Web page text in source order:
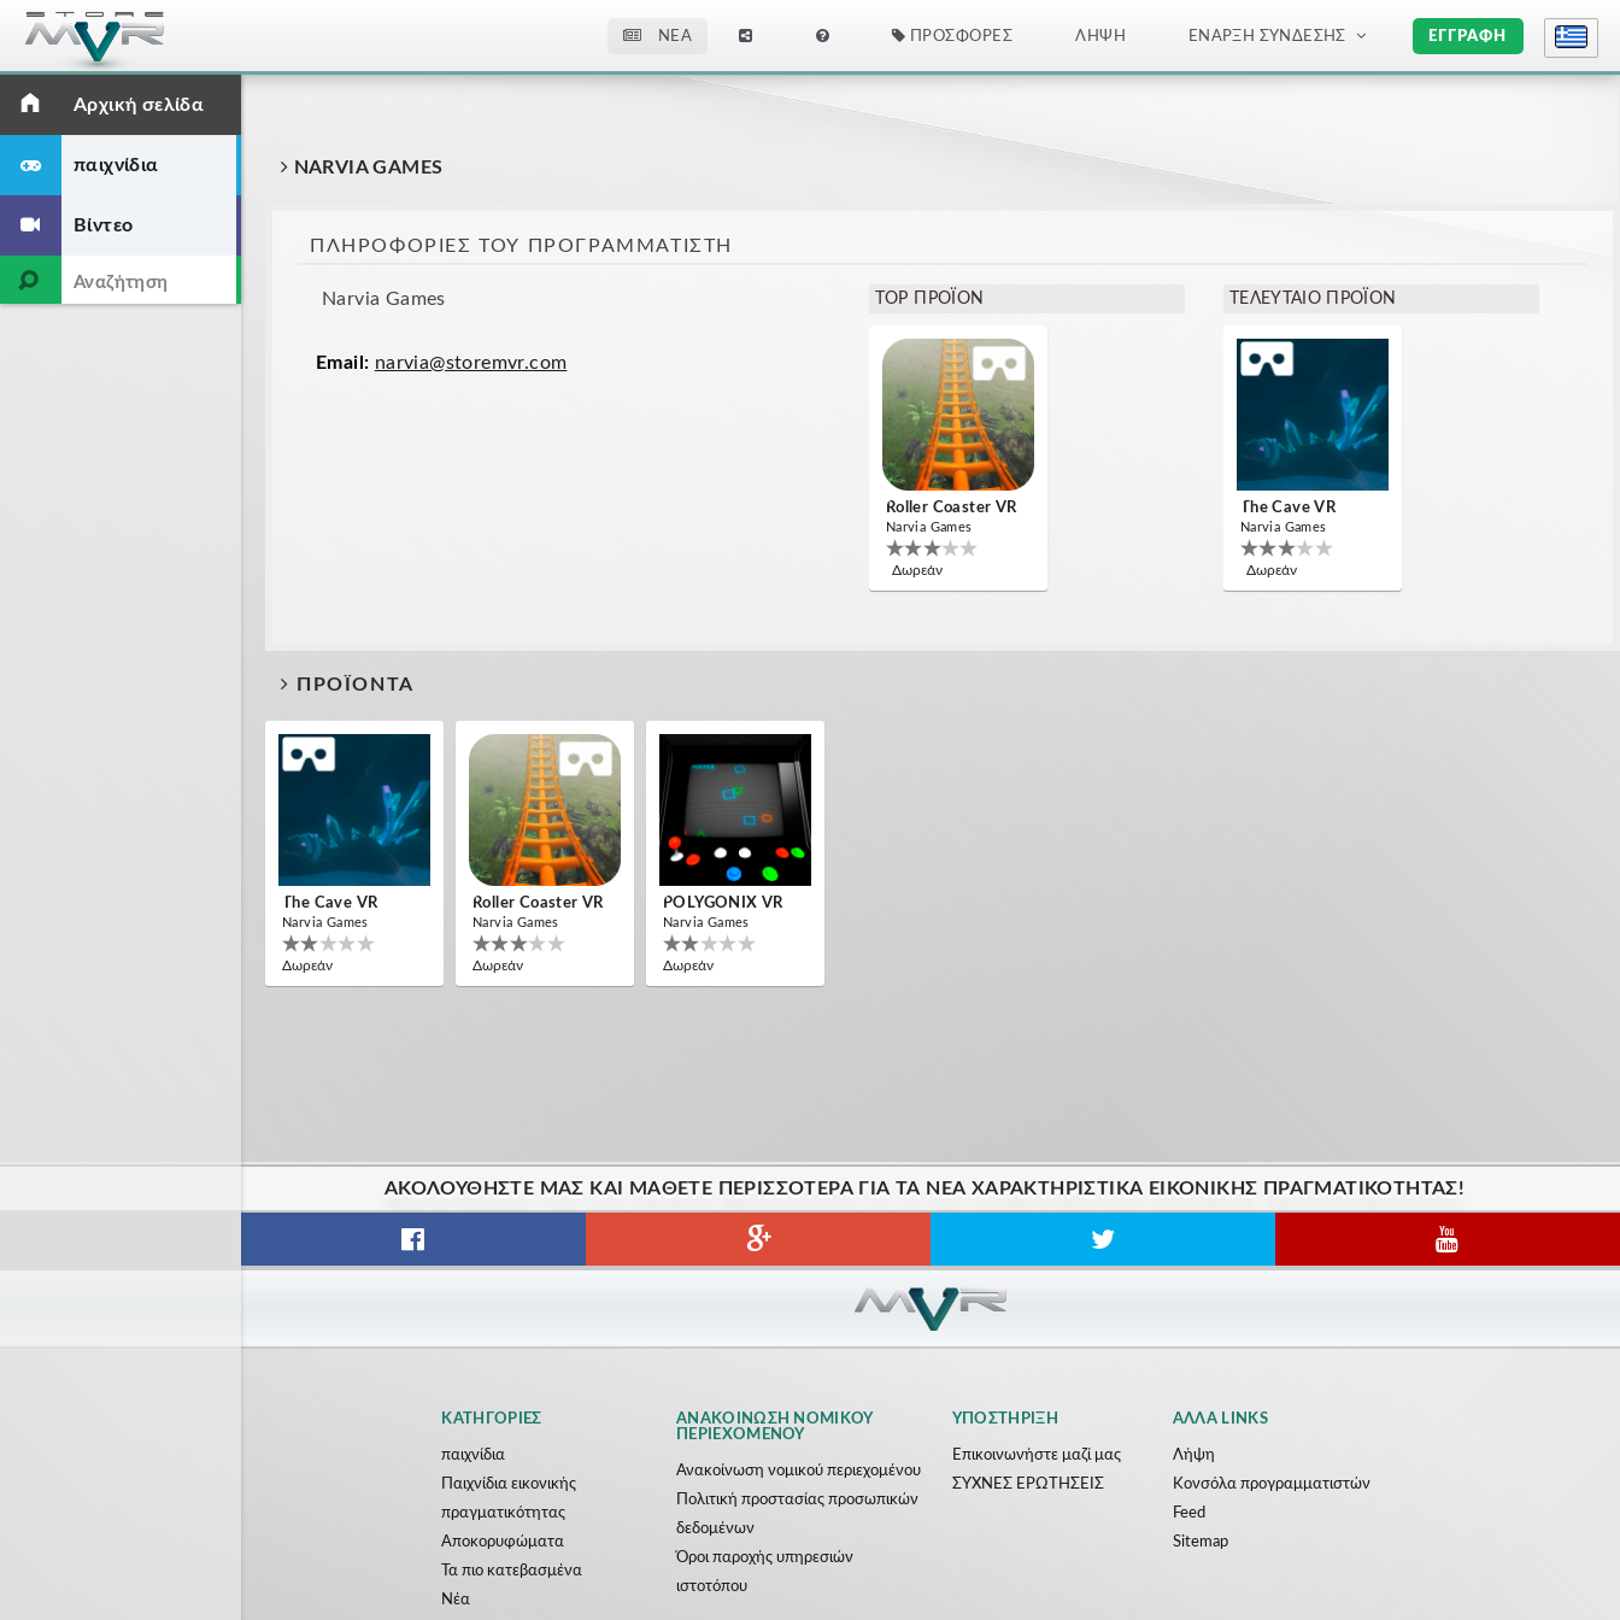
NEA ΠΡΟΣΦΟΡΈΣ ΛΉΨΗ ΈΝΑΡΞΗ ΣΎΝΔΕΣΗΣ ΕΓΓΡΑΦΉ
Αρχική σελίδα
παιχνίδια
Βίντεο
NARVIA GAMES
ΠΛΗΡΟΦΟΡΊΕΣ ΤΟΥ ΠΡΟΓΡΑΜΜΑΤΙΣΤΉ
Narvia Games
Email: narvia@storemvr.com
TOP ΠΡΟΪΌΝ
Roller Coaster VR
Narvia Games
Δωρεάν
ΤΕΛΕΥΤΑΊΟ ΠΡΟΪΌΝ
The Cave VR
Narvia Games
Δωρεάν
ΠΡΟΪΌΝΤΑ
The Cave VR
Narvia Games
Δωρεάν
Roller Coaster VR
Narvia Games
Δωρεάν
POLYGONIX VR
Narvia Games
Δωρεάν
ΑΚΟΛΟΥΘΉΣΤΕ ΜΑΣ ΚΑΙ ΜΆΘΕΤΕ ΠΕΡΙΣΣΌΤΕΡΑ ΓΙΑ ΤΑ ΝΈΑ ΧΑΡΑΚΤΗΡΙΣΤΙΚΆ ΕΙΚΟΝΙΚΗΣ ΠΡΑΓΜΑΤΙΚΟΤΗΤΑΣ!
ΚΑΤΗΓΟΡΊΕΣ
παιχνίδια
Παιχνίδια εικονικής
πραγματικότητας
Αποκορυφώματα
Τα πιο κατεβασμένα
Νέα
ΑΝΑΚΟΊΝΩΣΗ ΝΟΜΙΚΟΎ
ΠΕΡΙΕΧΟΜΈΝΟΥ
Ανακοίνωση νομικού περιεχομένου
Πολιτική προστασίας προσωπικών
δεδομένων
Όροι παροχής υπηρεσιών
ιστοτόπου
ΥΠΟΣΤΉΡΙΞΗ
Επικοινωνήστε μαζί μας
ΣΥΧΝΕΣ ΕΡΩΤΗΣΕΙΣ
ΆΛΛΑ LINKS
Λήψη
Κονσόλα προγραμματιστών
Feed
Sitemap